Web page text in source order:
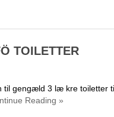
TOILETTER
til gengæld 3 læ kre toiletter
Reading »